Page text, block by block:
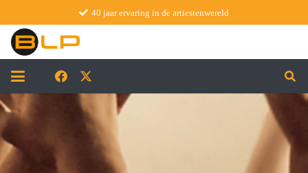
40 jaar ervaring in de artiestenwereld